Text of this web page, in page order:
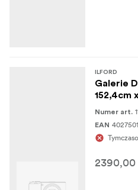
ILFORD
Galerie
152,4cm
Numer art.
EAN
2390,00